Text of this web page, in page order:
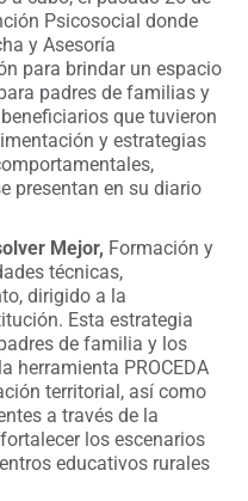
Psicosocial donde
y Asesoría
para brindar un espacio
padres de familias y
que tuvieron
y estrategias
presentan en su diario
Mejor, Formación y
técnicas,
dirigido a la
Esta estrategia
de familia y los
herramienta PROCEDA
territorial, así como
a través de la
los escenarios
educativos rurales